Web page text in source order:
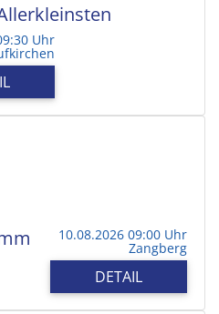
Uhr
10.08.2026 09:00 Uhr
Zangberg
DETAIL